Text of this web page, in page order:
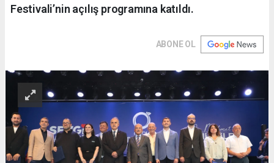
Festivali’nin açılış programına katıldı.
ABONE OL